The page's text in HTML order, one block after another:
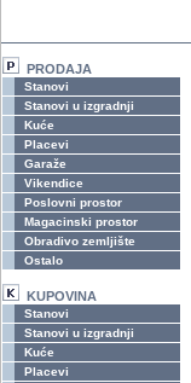
PRODAJA
Stanovi
Stanovi u izgradnji
Kuće
Placevi
Garaže
Vikendice
Poslovni prostor
Magacinski prostor
Obradivo zemljište
Ostalo
KUPOVINA
Stanovi
Stanovi u izgradnji
Kuće
Placevi